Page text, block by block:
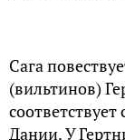
Сага
(вильтинов)
Дании. У